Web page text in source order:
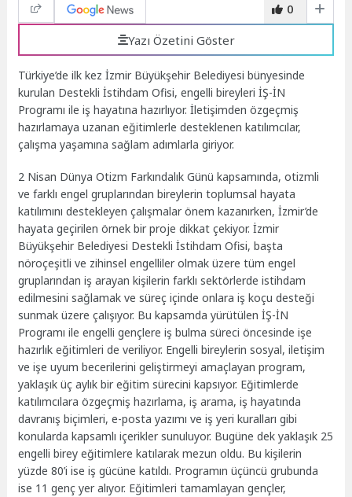
0
Yazı Özetini Göster
Türkiye’de ilk kez İzmir Büyükşehir Belediyesi bünyesinde
kurulan Destekli İstihdam Ofisi, engelli bireyleri İŞ-İN
Programı ile iş hayatına hazırlıyor. İletişimden özgeçmiş
hazırlamaya uzanan eğitimlerle desteklenen katılımcılar,
çalışma yaşamına sağlam adımlarla giriyor.
2 Nisan Dünya Otizm Farkındalık Günü kapsamında, otizmli
ve farklı engel gruplarından bireylerin toplumsal hayata
katılımını destekleyen çalışmalar önem kazanırken, İzmir’de
hayata geçirilen örnek bir proje dikkat çekiyor. İzmir
Büyükşehir Belediyesi Destekli İstihdam Ofisi, başta
nöroçeşitli ve zihinsel engelliler olmak üzere tüm engel
gruplarından iş arayan kişilerin farklı sektörlerde istihdam
edilmesini sağlamak ve süreç içinde onlara iş koçu desteği
sunmak üzere çalışıyor. Bu kapsamda yürütülen İŞ-İN
Programı ile engelli gençlere iş bulma süreci öncesinde işe
hazırlık eğitimleri de veriliyor. Engelli bireylerin sosyal, iletişim
ve işe uyum becerilerini geliştirmeyi amaçlayan program,
yaklaşık üç aylık bir eğitim sürecini kapsıyor. Eğitimlerde
katılımcılara özgeçmiş hazırlama, iş arama, iş hayatında
davranış biçimleri, e-posta yazımı ve iş yeri kuralları gibi
konularda kapsamlı içerikler sunuluyor. Bugüne dek yaklaşık 25
engelli birey eğitimlere katılarak mezun oldu. Bu kişilerin
yüzde 80’i ise iş gücüne katıldı. Programın üçüncü grubunda
ise 11 genç yer alıyor. Eğitimleri tamamlayan gençler,